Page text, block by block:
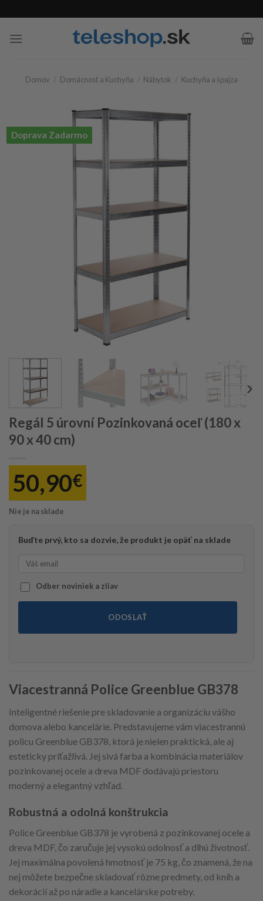
to
content
Domov / Domácnosť a Kuchyňa / Nábytok / Kuchyňa a špajza
Doprava Zadarmo
Regál 5 úrovní Pozinkovaná oceľ (180 x
90 x 40 cm)
50,90€
Nie je na sklade
Buďte prvý, kto sa dozvie, že produkt je opäť na sklade
Odber noviniek a zliav
ODOSLAŤ
Viacestranná Police Greenblue GB378
Inteligentné riešenie pre skladovanie a organizáciu vášho
domova alebo kancelárie. Predstavujeme vám viacestrannú
policu Greenblue GB378, ktorá je nielen praktická, ale aj
esteticky príťažlivá. Jej sivá farba a kombinácia materiálov
pozinkovanej ocele a dreva MDF dodávajú priestoru
moderný a elegantný vzhľad.
Robustná a odolná konštrukcia
Police Greenblue GB378 je vyrobená z pozinkovanej ocele a
dreva MDF, čo zaručuje jej vysokú odolnosť a dlhú životnosť.
Jej maximálna povolená hmotnosť je 75 kg, čo znamená, že na
nej môžete bezpečne skladovať rôzne predmety, od kníh a
dekorácií až po náradie a kancelárske potreby.